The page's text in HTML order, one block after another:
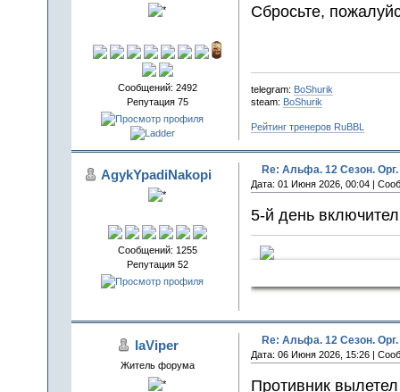
Сообщений: 2492
Репутация 75
Сбросьте,
telegram: BoShurik
steam: BoShurik
Рейтинг тренеров RuBBL
AgykYpadiNakopi
Сообщений: 1255
Репутация 52
Re: Альфа. 12 Сезон. Орг.
Дата: 01 Июня 2026, 00:04 |
5-й день
laViper
Житель форума
Re: Альфа. 12 Сезон. Орг.
Дата: 06 Июня 2026, 15:26 |
Противник